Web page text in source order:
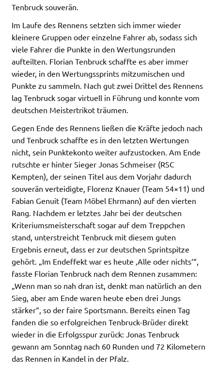
Tenbruck souverän.
Im Laufe des Rennens setzten sich immer wieder
kleinere Gruppen oder einzelne Fahrer ab, sodass sich
viele Fahrer die Punkte in den Wertungsrunden
aufteilten. Florian Tenbruck schaffte es aber immer
wieder, in den Wertungssprints mitzumischen und
Punkte zu sammeln. Nach gut zwei Drittel des Rennens
lag Tenbruck sogar virtuell in Führung und konnte vom
deutschen Meistertrikot träumen.
Gegen Ende des Rennens ließen die Kräfte jedoch nach
und Tenbruck schaffte es in den letzten Wertungen
nicht, sein Punktekonto weiter aufzustocken. Am Ende
rutschte er hinter Sieger Jonas Schmeiser (RSC
Kempten), der seinen Titel aus dem Vorjahr dadurch
souverän verteidigte, Florenz Knauer (Team 54×11) und
Fabian Genuit (Team Möbel Ehrmann) auf den vierten
Rang. Nachdem er letztes Jahr bei der deutschen
Kriteriumsmeisterschaft sogar auf dem Treppchen
stand, unterstreicht Tenbruck mit diesem guten
Ergebnis erneut, dass er zur deutschen Sprintspitze
gehört. „Im Endeffekt war es heute ‚Alle oder nichts‘“,
fasste Florian Tenbruck nach dem Rennen zusammen:
„Wenn man so nah dran ist, denkt man natürlich an den
Sieg, aber am Ende waren heute eben drei Jungs
stärker“, so der faire Sportsmann. Bereits einen Tag
fanden die so erfolgreichen Tenbruck-Brüder direkt
wieder in die Erfolgsspur zurück: Jonas Tenbruck
gewann am Sonntag nach 60 Runden und 72 Kilometern
das Rennen in Kandel in der Pfalz.